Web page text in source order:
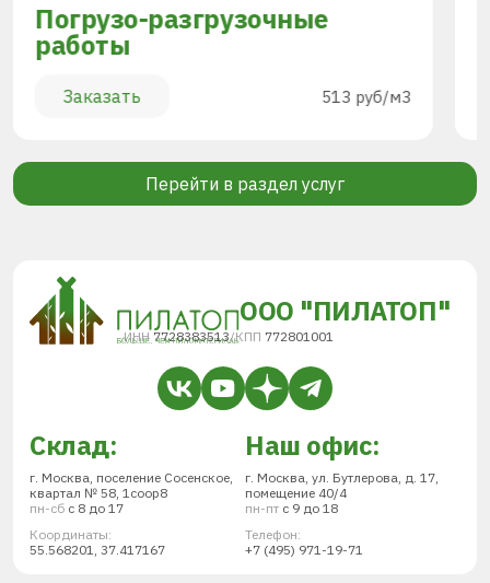
Погрузо-разгрузочные
работы
Заказать 513 руб/м3
Перейти в раздел услуг
ООО "ПИЛАТОП"
ИНН 7728383513/КПП 772801001
Склад:
г. Москва, поселение Сосенское,
квартал № 58, 1соор8
пн-сб с 8 до 17
Координаты:
55.568201, 37.417167
Наш офис:
г. Москва, ул. Бутлерова, д. 17,
помещение 40/4
пн-пт с 9 до 18
Телефон:
+7 (495) 971-19-71